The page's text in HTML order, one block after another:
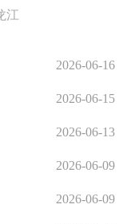
江
2026-06-16
2026-06-15
2026-06-13
2026-06-09
2026-06-09